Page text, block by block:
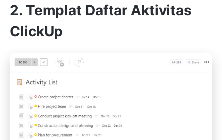
2. Templat Daftar Aktivitas
ClickUp